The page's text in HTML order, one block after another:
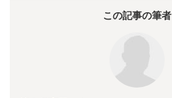
この記事の筆者